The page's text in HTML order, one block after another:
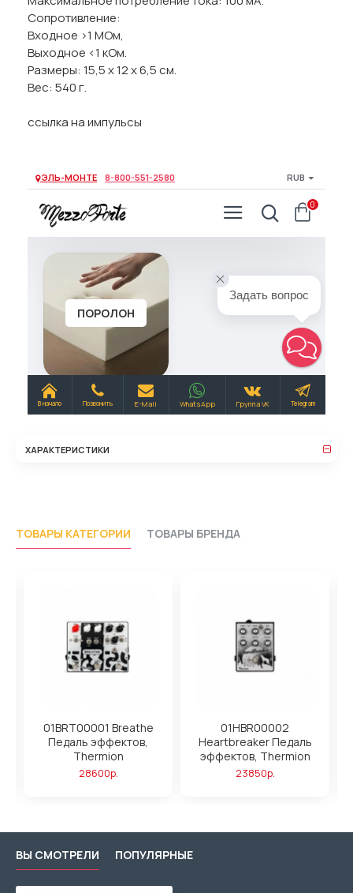
Сопротивление:
Входное >1 МОм,
Выходное <1 кОм.
Размеры: 15,5 x 12 x 6,5 см.
Вес: 540 г.
ссылка на импульсы
ХАРАКТЕРИСТИКИ
ТОВАРЫ КАТЕГОРИИ ТОВАРЫ БРЕНДА
01BRT00001 Breathe
Педаль эффектов,
Thermion
28600р.
01HBR00002
Heartbreaker Педаль
эффектов, Thermion
23850р.
ВЫ СМОТРЕЛИ ПОПУЛЯРНЫЕ